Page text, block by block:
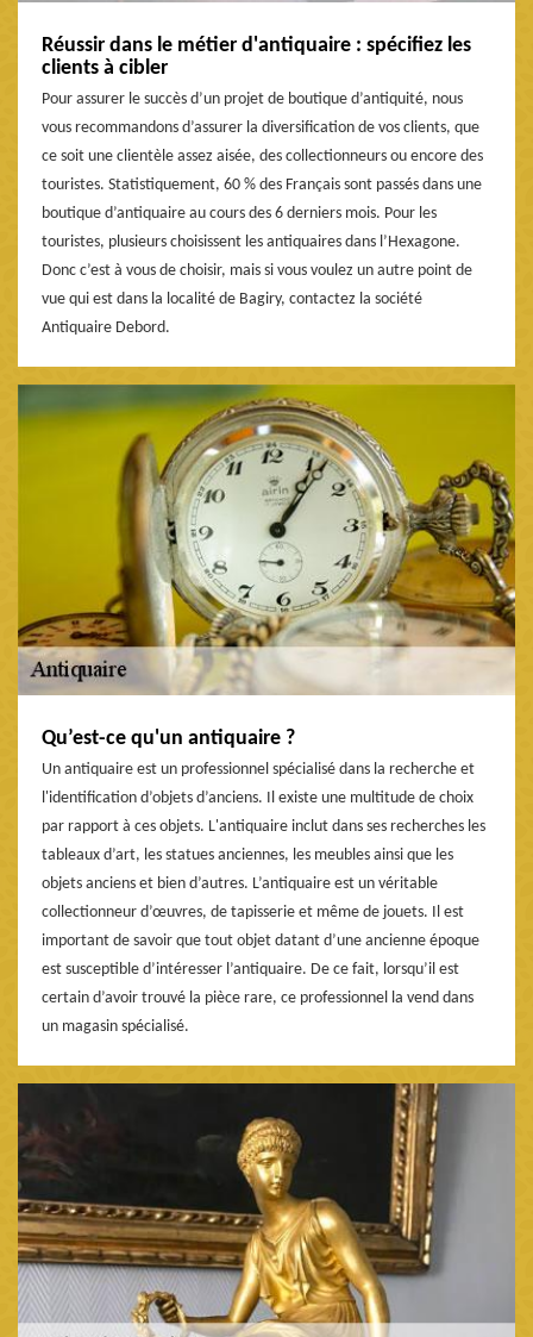
Réussir dans le métier d'antiquaire : spécifiez les
clients à cibler
Pour assurer le succès d’un projet de boutique d’antiquité, nous
vous recommandons d’assurer la diversification de vos clients, que
ce soit une clientèle assez aisée, des collectionneurs ou encore des
touristes. Statistiquement, 60 % des Français sont passés dans une
boutique d’antiquaire au cours des 6 derniers mois. Pour les
touristes, plusieurs choisissent les antiquaires dans l’Hexagone.
Donc c’est à vous de choisir, mais si vous voulez un autre point de
vue qui est dans la localité de Bagiry, contactez la société
Antiquaire Debord.
Qu’est-ce qu'un antiquaire ?
Un antiquaire est un professionnel spécialisé dans la recherche et
l'identification d’objets d’anciens. Il existe une multitude de choix
par rapport à ces objets. L'antiquaire inclut dans ses recherches les
tableaux d’art, les statues anciennes, les meubles ainsi que les
objets anciens et bien d’autres. L’antiquaire est un véritable
collectionneur d’œuvres, de tapisserie et même de jouets. Il est
important de savoir que tout objet datant d’une ancienne époque
est susceptible d’intéresser l’antiquaire. De ce fait, lorsqu’il est
certain d’avoir trouvé la pièce rare, ce professionnel la vend dans
un magasin spécialisé.